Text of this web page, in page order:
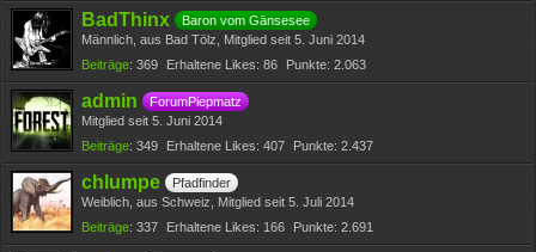
BadThinx
Baron vom Gänsesee
Männlich aus Bad Tölz
Mitglied seit 5. Juni 2014
Beiträge 369 Erhaltene Likes 86 Punkte 2.063
admin
ForumPiepmatz
Mitglied seit 5. Juni 2014
Beiträge 349 Erhaltene Likes 407 Punkte 2.437
chlumpe
Pfadfinder
Weiblich aus Schweiz
Mitglied seit 5. Juli 2014
Beiträge 337 Erhaltene Likes 166 Punkte 2.691